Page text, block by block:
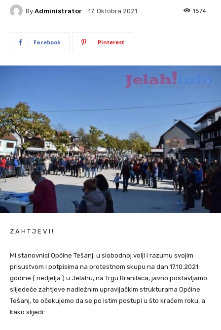
By Administrator 17. Oktobra 2021. 1574
Facebook Pinterest
Z A H T J E V I !
Mi stanovnici Općine Tešanj, u slobodnoj volji i razumu svojim
prisustvom i potpisima na protestnom skupu na dan 17.10.2021.
godine ( nedjelja ) u Jelahu, na Trgu Branilaca, javno postavljamo
slijedeće zahtjeve nadležnim upravljačkim strukturama Općine
Tešanj, te očekujemo da se po istim postupi u što kraćem roku, a
kako slijedi: